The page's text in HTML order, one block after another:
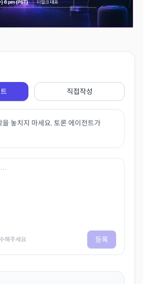
직접작성
을 놓치지 마세요. 토론 에이전트가
해주세요 등록